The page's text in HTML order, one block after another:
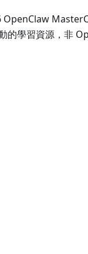
的學習資源，非